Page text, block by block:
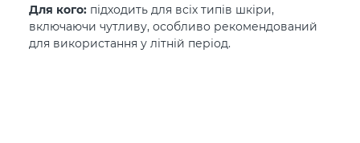
Для кого: підходить для всіх типів шкіри,
включаючи чутливу, особливо рекомендований
для використання у літній період.